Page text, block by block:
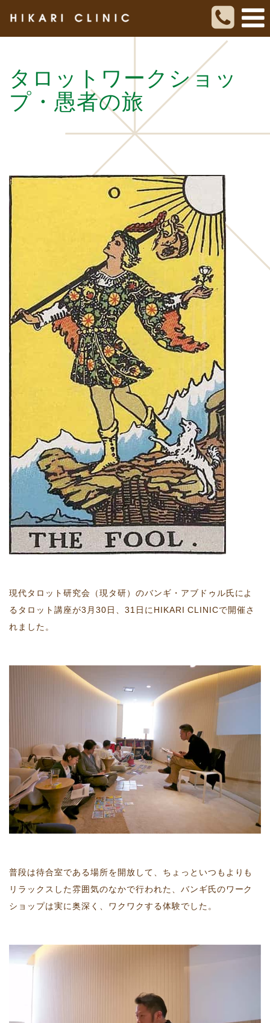
タロットワークショッ
プ・愚者の旅
現代タロット研究会（現タ研）のバンギ・アブドゥル氏によ
るタロット講座が3月30日、31日にHIKARI CLINICで開催さ
れました。
普段は待合室である場所を開放して、ちょっといつもよりも
リラックスした雰囲気のなかで行われた、バンギ氏のワーク
ショップは実に奥深く、ワクワクする体験でした。